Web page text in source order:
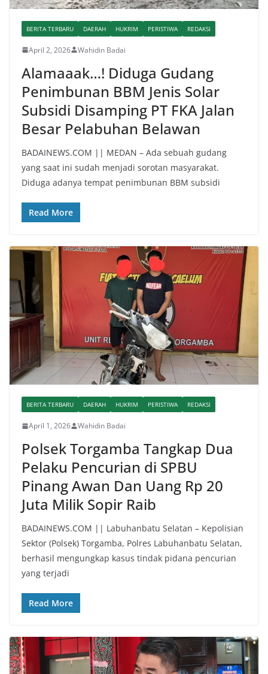
BERITA TERBARU DAERAH HUKRIM PERISTIWA REDAKSI
April 2, 2026 Wahidin Badai
Alamaaak…! Diduga Gudang
Penimbunan BBM Jenis Solar
Subsidi Disamping PT FKA Jalan
Besar Pelabuhan Belawan
BADAINEWS.COM || MEDAN – Ada sebuah gudang
yang saat ini sudah menjadi sorotan masyarakat.
Diduga adanya tempat penimbunan BBM subsidi
Read More
BERITA TERBARU DAERAH HUKRIM PERISTIWA REDAKSI
April 1, 2026 Wahidin Badai
Polsek Torgamba Tangkap Dua
Pelaku Pencurian di SPBU
Pinang Awan Dan Uang Rp 20
Juta Milik Sopir Raib
BADAINEWS.COM || Labuhanbatu Selatan – Kepolisian
Sektor (Polsek) Torgamba, Polres Labuhanbatu Selatan,
berhasil mengungkap kasus tindak pidana pencurian
yang terjadi
Read More